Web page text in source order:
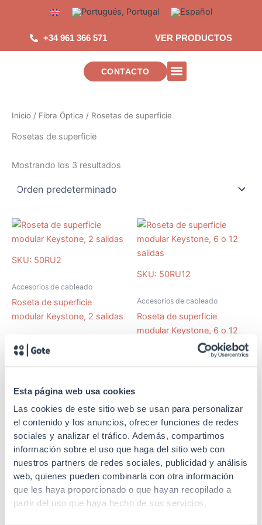
Esta página web usa cookies
Las cookies de este sitio web se usan para personalizar
el contenido y los anuncios, ofrecer funciones de redes
sociales y analizar el tráfico. Además, compartimos
información sobre el uso que haga del sitio web con
nuestros partners de redes sociales, publicidad y análisis
web, quienes pueden combinarla con otra información
que les haya proporcionado o que hayan recopilado a
partir del uso que haya hecho de sus servicios.
contenido
+34 961 366 571 VER PRODUCTOS
CONTACTO
Inicio / Fibra Óptica / Rosetas de superficie
Rosetas de superficie
Mostrando los 3 resultados
SKU: 50RU2
Accesorios de cableado
Roseta de superficie
modular Keystone, 2 salidas
SKU: 50RU12
Accesorios de cableado
Roseta de superficie
modular Keystone, 6 o 12
SKU: 50RU6
Accesorios de cableado
Roseta de superficie
modular Keystone, 6 salidas